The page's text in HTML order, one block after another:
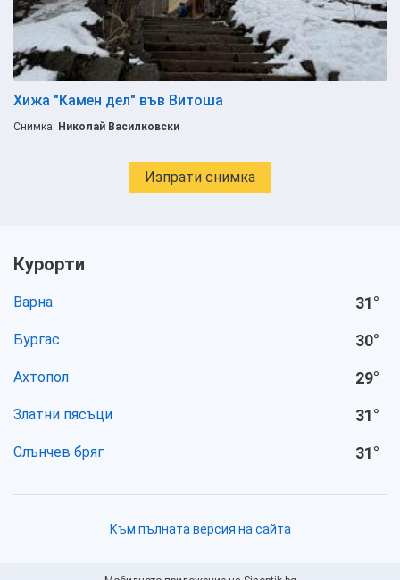
Хижа "Камен дел" във Витоша
Снимка: Николай Василковски
Изпрати снимка
Курорти
Варна 31°
Бургас 30°
Ахтопол 29°
Златни пясъци 31°
Слънчев бряг 31°
Към пълната версия на сайта